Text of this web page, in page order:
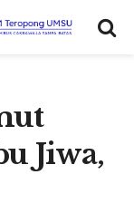
Jiwa,